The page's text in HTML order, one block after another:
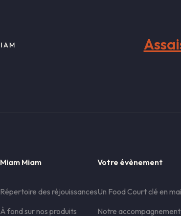
Miam Miam
Répertoire des réjouissances
À fond sur nos produits
Votre évènement
Un Food Court clé en
Notre accompagnement